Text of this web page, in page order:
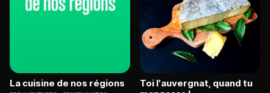
La cuisine de nos régions
Toi l'auvergnat, quand tu